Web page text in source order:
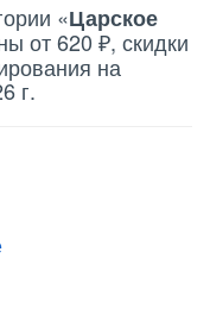
«Царское
от 620 ₽, скидки
на
г.